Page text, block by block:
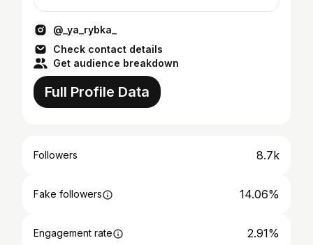
@_ya_rybka_
Check contact details
Get audience breakdown
Full Profile Data
Followers 8.7k
Fake followers 14.06%
Engagement rate 2.91%